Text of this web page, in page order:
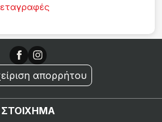
απορρήτου
ΣΤΟΙΧΗΜΑ